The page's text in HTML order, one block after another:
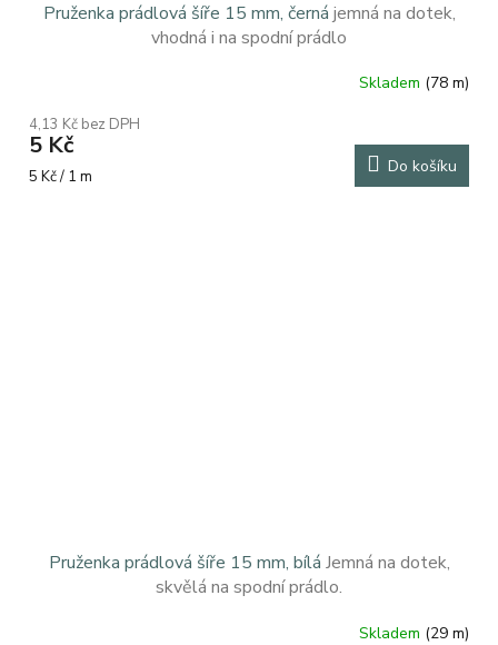
Pruženka prádlová šíře 15 mm, černá jemná na dotek,
vhodná i na spodní prádlo
Skladem (78 m)
4,13 Kč bez DPH
5 Kč
Měrná
5 Kč / 1 m Do košíku
Pruženka prádlová šíře 15 mm, bílá Jemná na dotek,
skvělá na spodní prádlo.
Skladem (29 m)